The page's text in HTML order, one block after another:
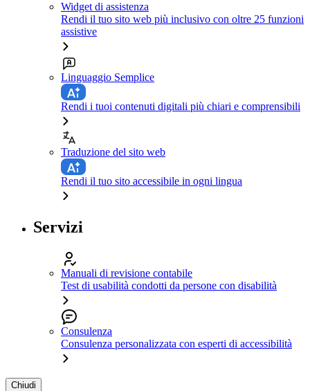
Widget di assistenza
Rendi il tuo sito web più inclusivo con oltre 25 funzioni
assistive
Linguaggio Semplice
Rendi i tuoi contenuti digitali più chiari e comprensibili
Traduzione del sito web
Rendi il tuo sito accessibile in ogni lingua
Servizi
Manuali di revisione contabile
Test di usabilità condotti da persone con disabilità
Consulenza
Consulenza personalizzata con esperti di accessibilità
Chiudi